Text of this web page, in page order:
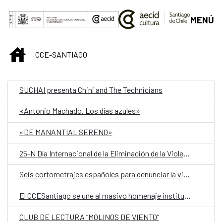
Saltar al contenido principal
MENÚ
INICIOCCE-SANTIAGO
SUCHAI presenta Chini and The Technicians
«Antonio Machado. Los días azules»
«DE MANANTIAL SERENO»
25-N Día Internacional de la Eliminación de la Violencia contra la Mujer, PROYECCIÓN DE CORTOMETRAJES
Seis cortometrajes españoles para denunciar la violencia machista en un ciclo especial del CCC y el CCESantiago
El CCESantiago se une al masivo homenaje institucional para conmemorar el 80° aniversario del Nobel a Gabriela Mistral
CLUB DE LECTURA “MOLINOS DE VIENTO”